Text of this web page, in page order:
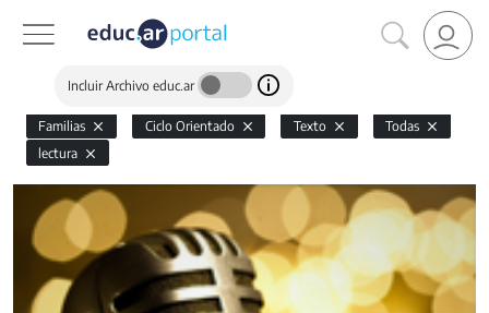
Incluir Archivo educ.ar
Familias Ciclo Orientado Texto
Todas
lectura